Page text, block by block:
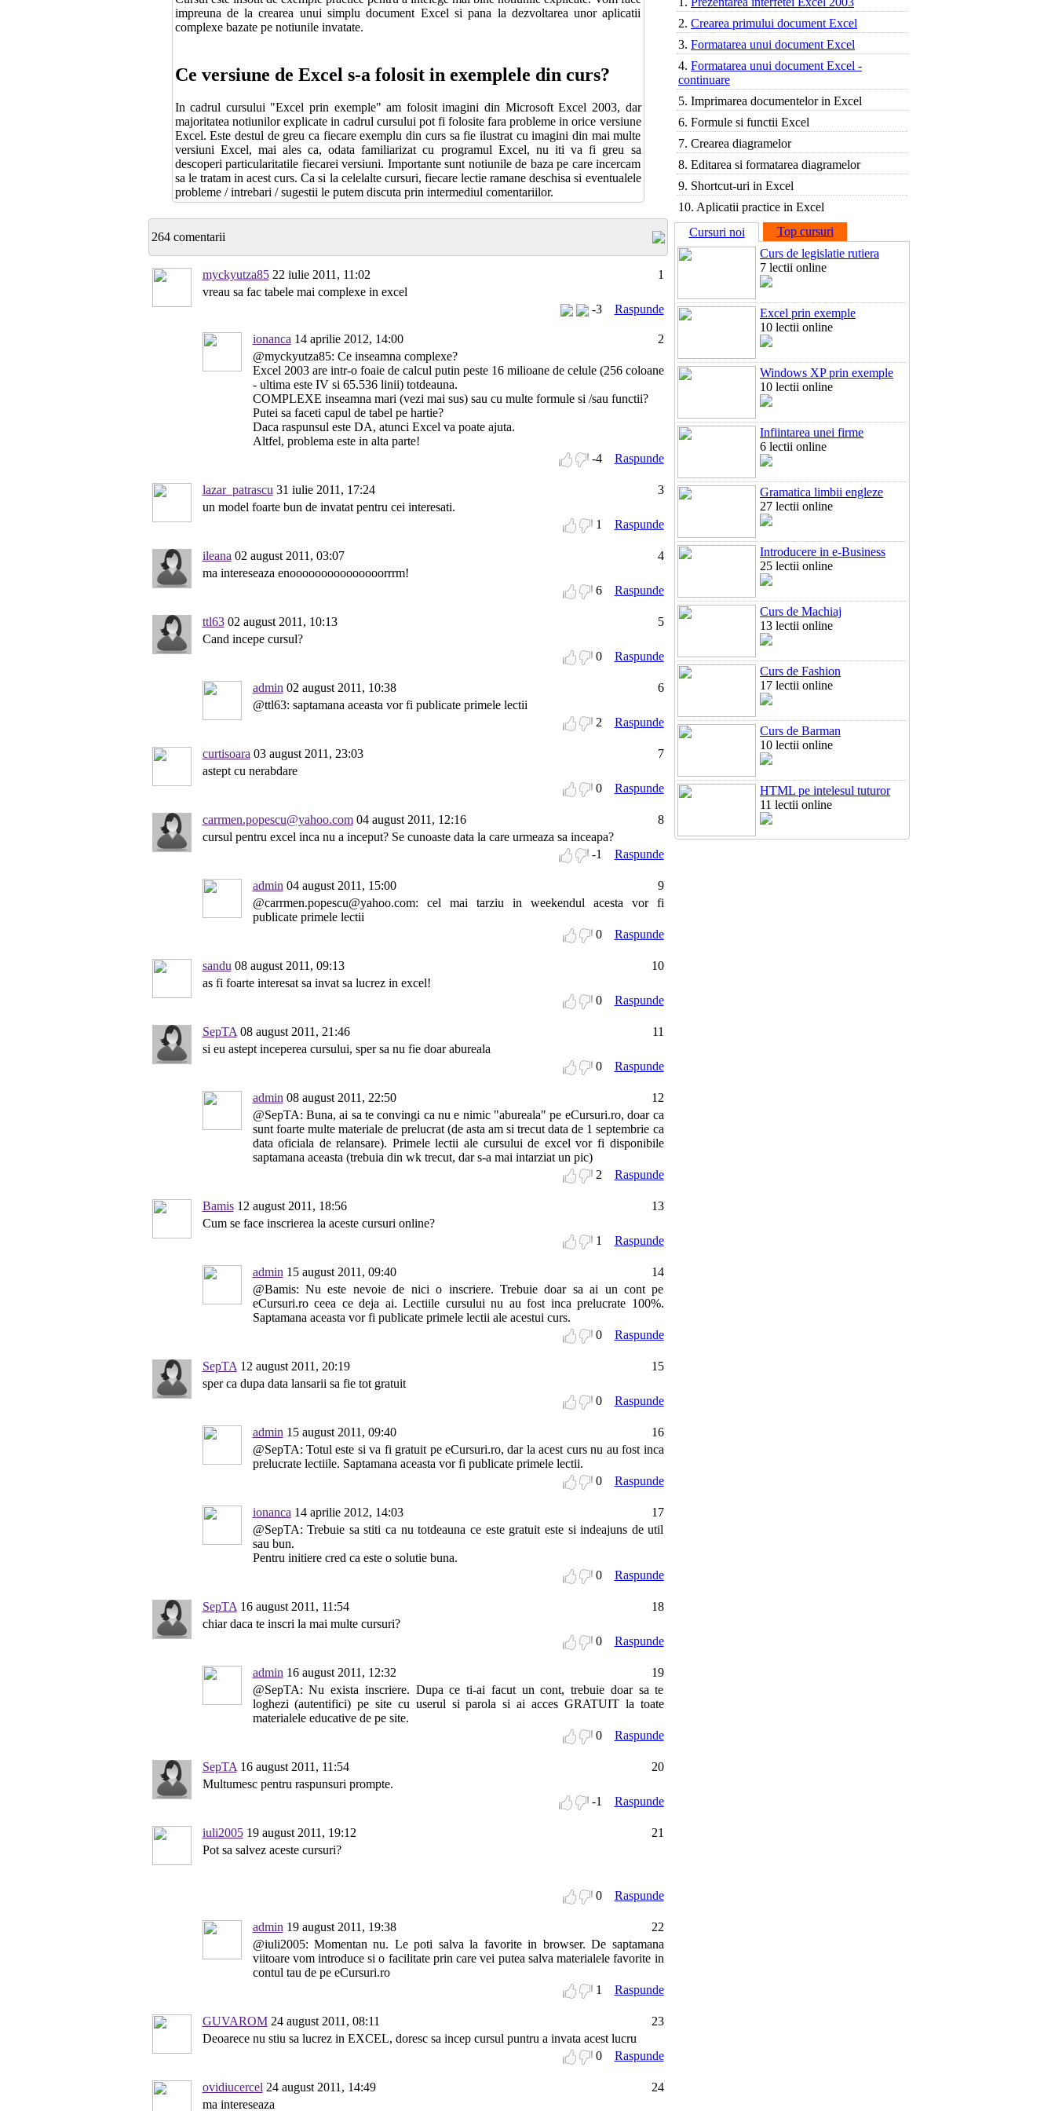
impreuna de la crearea unui simplu document Excel si pana la dezvoltarea unor aplicatii
complexe bazate pe notiunile invatate.
Ce versiune de Excel s-a folosit in exemplele din curs?
In cadrul cursului "Excel prin exemple" am folosit imagini din Microsoft Excel 2003, dar
majoritatea notiunilor explicate in cadrul cursului pot fi folosite fara probleme in orice versiune
Excel. Este destul de greu ca fiecare exemplu din curs sa fie ilustrat cu imagini din mai multe
versiuni Excel, mai ales ca, odata familiarizat cu programul Excel, nu iti va fi greu sa
descoperi particularitatile fiecarei versiuni. Importante sunt notiunile de baza pe care incercam
sa le tratam in acest curs. Ca si la celelalte cursuri, fiecare lectie ramane deschisa si eventualele
probleme / intrebari / sugestii le putem discuta prin intermediul comentariilor.
264 comentarii
myckyutza8522 iulie 2011, 11:02
1
vreau sa fac tabele mai complexe in excel
-3
Raspunde
ionanca 14 aprilie 2012, 14:00
2
@myckyutza85: Ce inseamna complexe?
Excel 2003 are intr-o foaie de calcul putin peste 16 milioane de celule (256 coloane
- ultima este IV si 65.536 linii) totdeauna.
COMPLEXE inseamna mari (vezi mai sus) sau cu multe formule si /sau functii?
Putei sa faceti capul de tabel pe hartie?
Daca raspunsul este DA, atunci Excel va poate ajuta.
Altfel, problema este in alta parte!
-4
Raspunde
lazar_patrascu 31 iulie 2011, 17:24
3
un model foarte bun de invatat pentru cei interesati.
1
Raspunde
ileana 02 august 2011, 03:07
4
ma intereseaza enooooooooooooooorrrm!
6
Raspunde
ttl6302 august 2011, 10:13
5
Cand incepe cursul?
0
Raspunde
admin 02 august 2011, 10:38
6
@ttl63: saptamana aceasta vor fi publicate primele lectii
2
Raspunde
curtisoara 03 august 2011, 23:03
7
astept cu nerabdare
0
Raspunde
carrmen.popescu@yahoo.com04 august 2011, 12:16
8
cursul pentru excel inca nu a inceput? Se cunoaste data la care urmeaza sa inceapa?
-1
Raspunde
admin 04 august 2011, 15:00
9
@carrmen.popescu@yahoo.com: cel mai tarziu in weekendul acesta vor fi
publicate primele lectii
0
Raspunde
sandu 08 august 2011, 09:13
10
as fi foarte interesat sa invat sa lucrez in excel!
0
Raspunde
SepTA 08 august 2011, 21:46
11
si eu astept inceperea cursului, sper sa nu fie doar abureala
0
Raspunde
admin 08 august 2011, 22:50
12
@SepTA: Buna, ai sa te convingi ca nu e nimic "abureala" pe eCursuri.ro, doar ca
sunt foarte multe materiale de prelucrat (de asta am si trecut data de 1 septembrie ca
data oficiala de relansare). Primele lectii ale cursului de excel vor fi disponibile
saptamana aceasta (trebuia din wk trecut, dar s-a mai intarziat un pic)
2
Raspunde
Bamis12 august 2011, 18:56
13
Cum se face inscrierea la aceste cursuri online?
1
Raspunde
admin 15 august 2011, 09:40
14
@Bamis: Nu este nevoie de nici o inscriere. Trebuie doar sa ai un cont pe
eCursuri.ro ceea ce deja ai. Lectiile cursului nu au fost inca prelucrate 100%.
Saptamana aceasta vor fi publicate primele lectii ale acestui curs.
0
Raspunde
SepTA 12 august 2011, 20:19
15
sper ca dupa data lansarii sa fie tot gratuit
0
Raspunde
admin 15 august 2011, 09:40
16
@SepTA: Totul este si va fi gratuit pe eCursuri.ro, dar la acest curs nu au fost inca
prelucrate lectiile. Saptamana aceasta vor fi publicate primele lectii.
0
Raspunde
ionanca 14 aprilie 2012, 14:03
17
@SepTA: Trebuie sa stiti ca nu totdeauna ce este gratuit este si indeajuns de util
sau bun.
Pentru initiere cred ca este o solutie buna.
0
Raspunde
SepTA 16 august 2011, 11:54
18
chiar daca te inscri la mai multe cursuri?
0
Raspunde
admin 16 august 2011, 12:32
19
@SepTA: Nu exista inscriere. Dupa ce ti-ai facut un cont, trebuie doar sa te
loghezi (autentifici) pe site cu userul si parola si ai acces GRATUIT la toate
materialele educative de pe site.
0
Raspunde
SepTA 16 august 2011, 11:54
20
Multumesc pentru raspunsuri prompte.
-1
Raspunde
iuli200519 august 2011, 19:12
21
Pot sa salvez aceste cursuri?
0 Raspunde
admin 19 august 2011, 19:38
22
@iuli2005: Momentan nu. Le poti salva la favorite in browser. De saptamana
viitoare vom introduce si o facilitate prin care vei putea salva materialele favorite in
contul tau de pe eCursuri.ro
1
Raspunde
GUVAROM24 august 2011, 08:11
23
Deoarece nu stiu sa lucrez in EXCEL, doresc sa incep cursul puntru a invata acest lucru
0
Raspunde
ovidiucercel 24 august 2011, 14:49
24
ma intereseaza
2. Crearea primului document Excel
3. Formatarea unui document Excel
4. Formatarea unui document Excel -
continuare
5. Imprimarea documentelor in Excel
6. Formule si functii Excel
7. Crearea diagramelor
8. Editarea si formatarea diagramelor
9. Shortcut-uri in Excel
10. Aplicatii practice in Excel
Cursuri noi
Top cursuri
Curs de legislatie rutiera
7 lectii online
Excel prin exemple
10 lectii online
Windows XP prin exemple
10 lectii online
Infiintarea unei firme
6 lectii online
Gramatica limbii engleze
27 lectii online
Introducere in e-Business
25 lectii online
Curs de Machiaj
13 lectii online
Curs de Fashion
17 lectii online
Curs de Barman
10 lectii online
HTML pe intelesul tuturor
11 lectii online